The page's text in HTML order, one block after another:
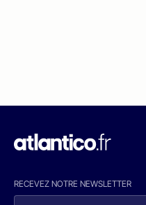
RECEVEZ NOTRE NEWSLETTER